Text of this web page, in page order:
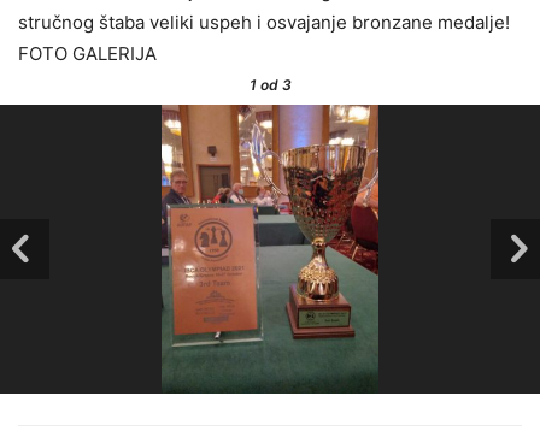
stručnog štaba veliki uspeh i osvajanje bronzane medalje!
FOTO GALERIJA
1od 3